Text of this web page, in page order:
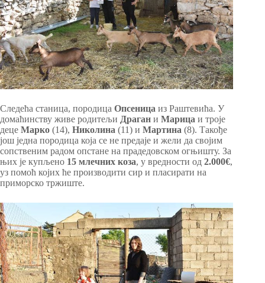
Следећа станица, породица Опсеница из Раштевића. У
домаћинству живе родитељи Драган и Марица и троје
деце Марко (14), Николина (11) и Мартина (8). Такође
још једна породица која се не предаје и жели да својим
сопственим радом опстане на прадедовском огњишту. За
њих је купљено 15 млечних коза, у вредности од 2.000€,
уз помоћ којих ће производити сир и пласирати на
приморско тржиште.